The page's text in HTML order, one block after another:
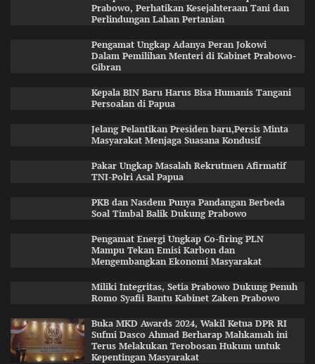
Prabowo, Perhatikan Kesejahteraan Tani dan
Perlindungan Lahan Pertanian
Pengamat Ungkap Adanya Peran Jokowi
Dalam Pemilihan Menteri di Kabinet Prabowo-
Gibran
Kepala BIN Baru Harus Bisa Humanis Tangani
Persoalan di Papua
Jelang Pelantikan Presiden baru,Persis Minta
Masyarakat Menjaga Suasana Kondusif
Pakar Ungkap Masalah Rekrutmen Afirmatif
TNI-Polri Asal Papua
PKB dan Nasdem Punya Pandangan Berbeda
Soal Timbal Balik Dukung Prabowo
Pengamat Energi Ungkap Co-firing PLN
Mampu Tekan Emisi Karbon dan
Mengembangkan Ekonomi Masyarakat
Miliki Integritas, Setia Prabowo Dukung Penuh
Romo Syafii Bantu Kabinet Zaken Prabowo
Buka MKD Awards 2024, Wakil Ketua DPR RI
Sufmi Dasco Ahmad Berharap Mahkamah ini
Terus Melakukan Terobosan Hukum untuk
Kepentingan Masyarakat